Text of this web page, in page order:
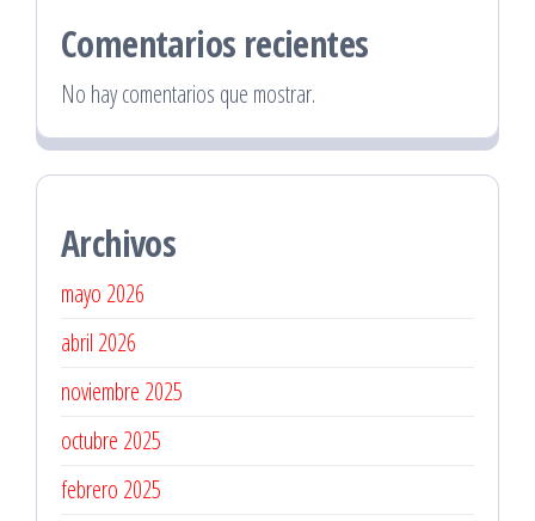
Comentarios recientes
No hay comentarios que mostrar.
Archivos
mayo 2026
abril 2026
noviembre 2025
octubre 2025
febrero 2025